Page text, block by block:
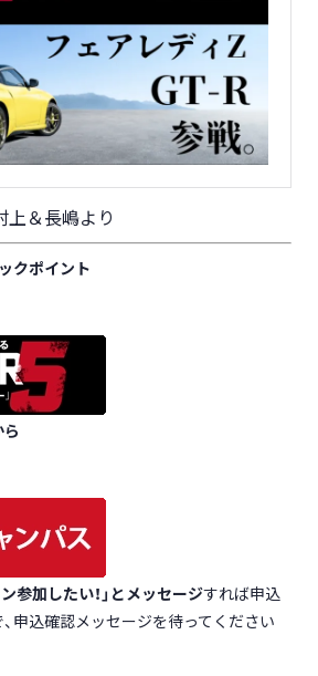
上＆長嶋より
クポイント
参加したい！」とメッセージすれば申込
申込確認メッセージを待ってください